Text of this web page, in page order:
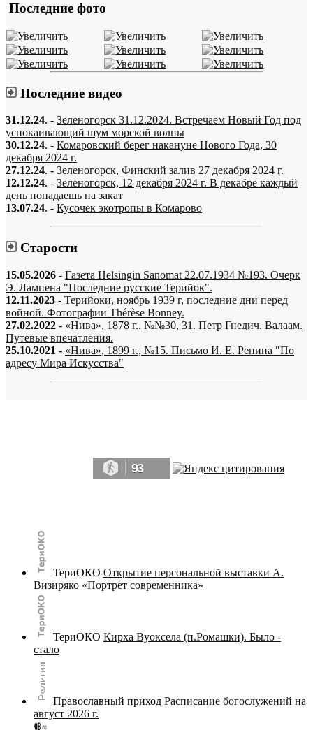
Последние фото
Последние видео
31.12.24. - Зеленогорск 31.12.2024. Встречаем Новый Год под
успокаивающий шум морской волны
30.12.24. - Комаровский берег накануне Нового Года, 30
декабря 2024 г.
27.12.24. - Зеленогорск, Финский залив 27 декабря 2024 г.
12.12.24. - Зеленогорск, 12 декабря 2024 г. В декабре каждый
день попадаешь на закат
13.07.24. - Кусочек экотропы в Комарово
Старости
15.05.2026 - Газета Helsingin Sanomat 22.07.1934 №193. Очерк
Э. Лампена "Последние русские Терийок".
12.11.2023 - Терийоки, ноябрь 1939 г, последние дни перед
войной. Фотографии Thérèse Bonney.
27.02.2022 - «Нива», 1878 г., №№30, 31. Петр Гнедич. Валаам.
Путевые впечатления.
25.10.2021 - «Нива», 1899 г., №15. Письмо И. Е. Репина "По
адресу Мира Искусства"
93
ТериОКО Открытие персональной выставки А.
Визиряко «Портрет современника»
ТериОКО Кирха Вуоксела (п.Ромашки). Было -
стало
Православный приход Расписание богослужений на
август 2026 г.